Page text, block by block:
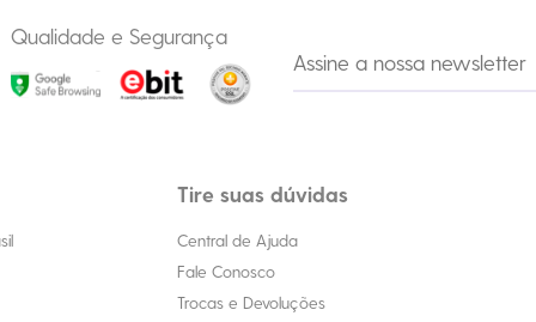
Qualidade e Segurança
Tire suas dúvidas
Central de Ajuda
Fale Conosco
Trocas e Devoluções